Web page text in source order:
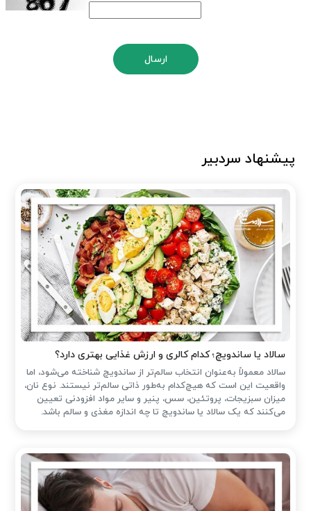
ارسال
پیشنهاد سردبیر
سالاد یا ساندویچ؛ کدام کالری و ارزش غذایی بهتری دارد؟
سالاد معمولاً به‌عنوان انتخاب سالم‌تر از ساندویچ شناخته می‌شود، اما
واقعیت این است که هیچ‌کدام به‌طور ذاتی سالم‌تر نیستند. نوع نان،
میزان سبزیجات، پروتئین، سس، پنیر و سایر مواد افزودنی تعیین
می‌کنند که یک سالاد یا ساندویچ تا چه اندازه مغذی و سالم باشد.